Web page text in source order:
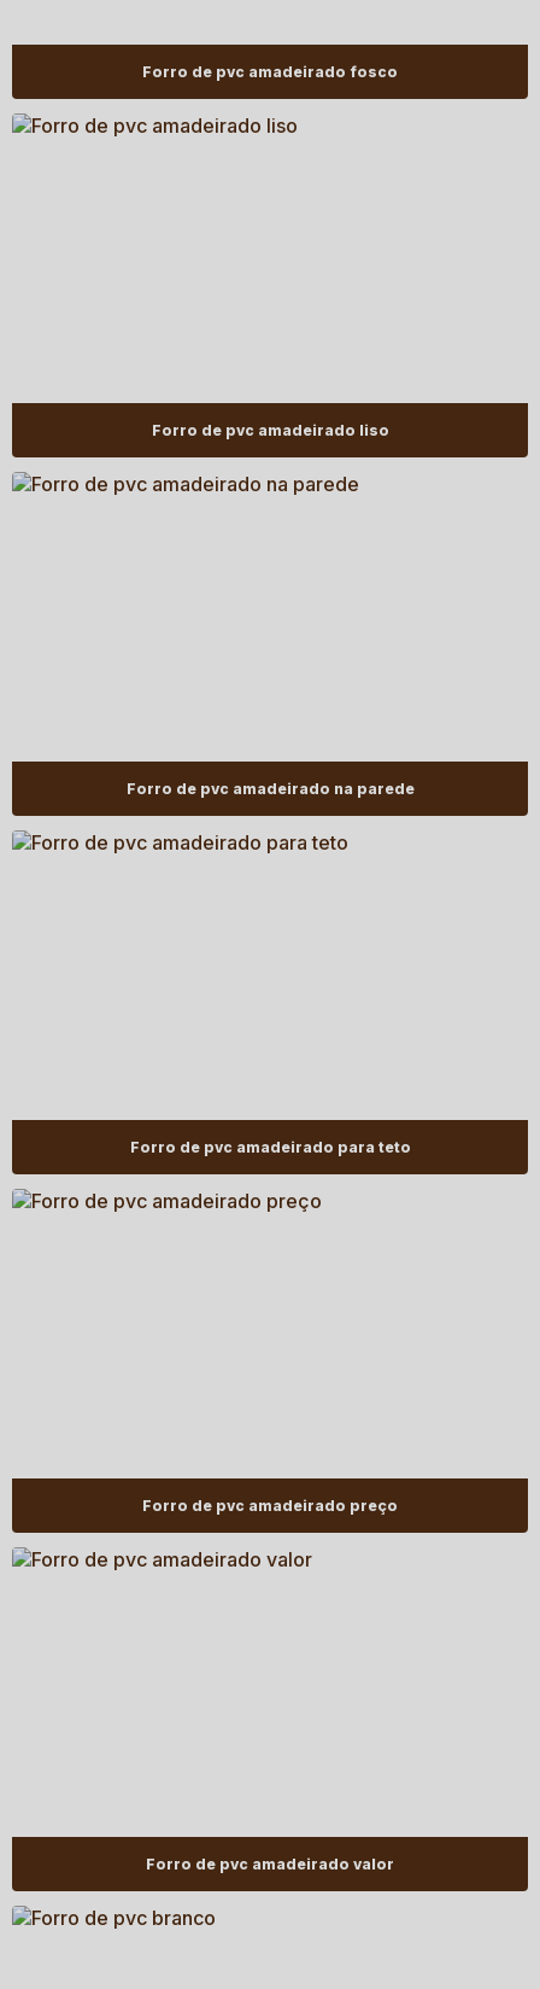
Forro de pvc amadeirado fosco
Forro de pvc amadeirado liso
Forro de pvc amadeirado na parede
Forro de pvc amadeirado para teto
Forro de pvc amadeirado preço
Forro de pvc amadeirado valor